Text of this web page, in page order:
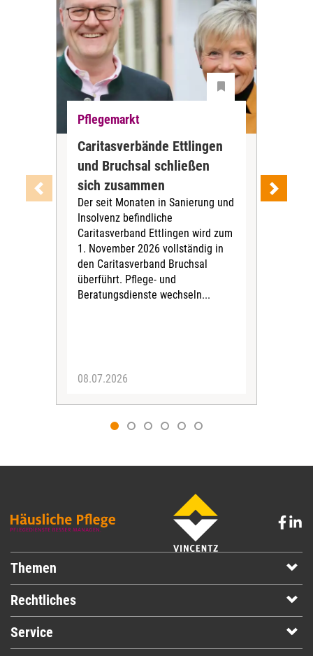
Pflegemarkt
Caritasverbände Ettlingen
und Bruchsal schließen
sich zusammen
Der seit Monaten in Sanierung und
Insolvenz befindliche
Caritasverband Ettlingen wird zum
1. November 2026 vollständig in
den Caritasverband Bruchsal
überführt. Pflege- und
Beratungsdienste wechseln...
08.07.2026
Themen
Rechtliches
Service